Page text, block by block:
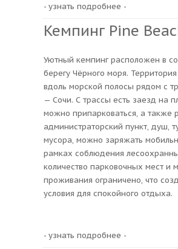
- узнать подробнее -
Кемпинг Pine
Уютный кемпинг расположен в
берегу Чёрного моря.
вдоль морской полосы рядом с
— Сочи. С трассы есть заезд на
можно припарковаться, а также
администраторский пункт, душ,
мусора, можно заряжать
рамках соблюдения
количество парковочных мест и
проживания ограничено, что
условия для спокойного отдыха.
- узнать подробнее -